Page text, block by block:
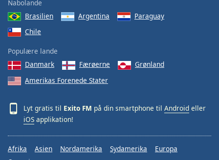
Nabolande
Brasilien
Argentina
Paraguay
Chile
Populære lande
Danmark
Færøerne
Grønland
Amerikas Forenede Stater
Lyt gratis til Exito FM på din smartphone til Android eller
iOS applikation!
Afrika Asien Nordamerika Sydamerika
Europa